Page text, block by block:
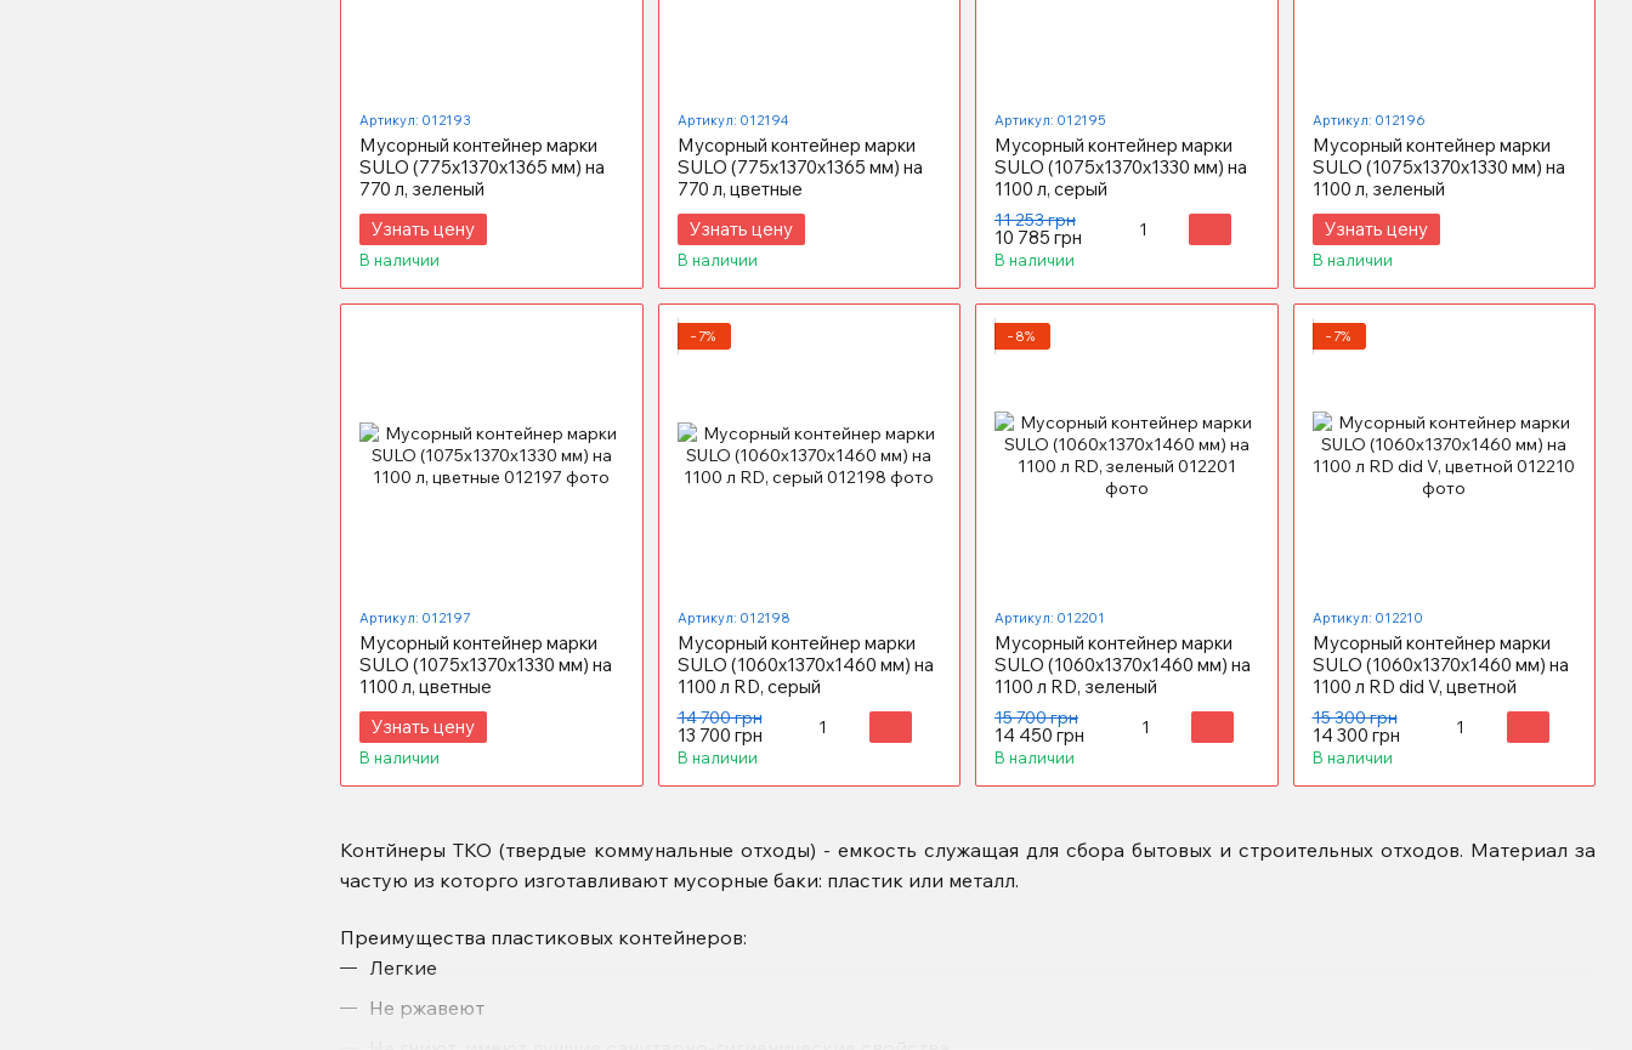
Контйнеры ТКО (твердые коммунальные отходы) - емкость служащая для сбора бытовых и строительных отходов. Материал за
частую из которго изготавливают мусорные баки: пластик или металл.
Преимущества пластиковых контейнеров:
Легкие
Не ржавеют
Артикул: 012193
Мусорный контейнер марки
SULO (775x1370х1365 мм) на
770 л, зеленый
Узнать цену
В наличии
Артикул: 012194
Мусорный контейнер марки
SULO (775x1370х1365 мм) на
770 л, цветные
Узнать цену
В наличии
Артикул: 012195
Мусорный контейнер марки
SULO (1075x1370х1330 мм) на
1100 л, серый
11 253 грн
10 785 грн
В наличии
Артикул: 012196
Мусорный контейнер марки
SULO (1075x1370х1330 мм) на
1100 л, зеленый
Узнать цену
В наличии
Артикул: 012197
Мусорный контейнер марки
SULO (1075x1370х1330 мм) на
1100 л, цветные
Узнать цену
В наличии
−7%
Артикул: 012198
Мусорный контейнер марки
SULO (1060x1370х1460 мм) на
1100 л RD, серый
14 700 грн
13 700 грн
В наличии
−8%
Артикул: 012201
Мусорный контейнер марки
SULO (1060x1370х1460 мм) на
1100 л RD, зеленый
15 700 грн
14 450 грн
В наличии
−7%
Артикул: 012210
Мусорный контейнер марки
SULO (1060x1370х1460 мм) на
1100 л RD did V, цветной
15 300 грн
14 300 грн
В наличии